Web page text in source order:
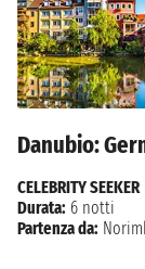
Danubio:
CELEBRITY SEEKER|
Durata: 6 notti
Partenza da: